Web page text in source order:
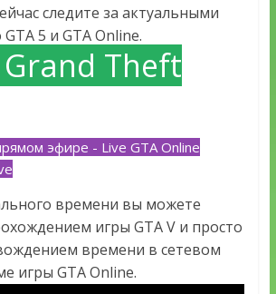
следите за актуальными
5 и GTA Online.
Theft
эфире - Live GTA Online
времени вы можете
игры GTA V и просто
времени в сетевом
игры GTA Online.